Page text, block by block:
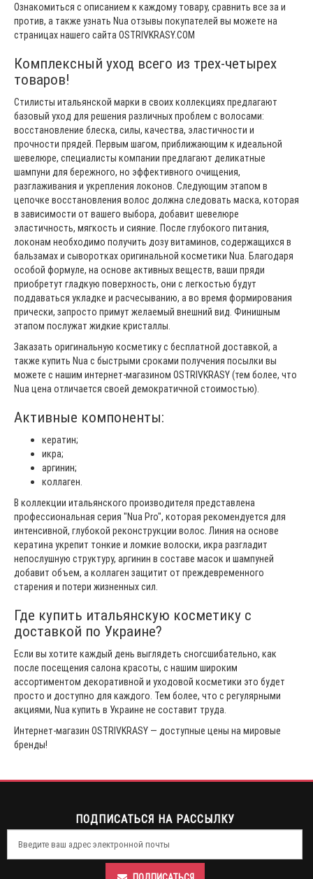
Ознакомиться с описанием к каждому товару, сравнить все за и
против, а также узнать Nua отзывы покупателей вы можете на
страницах нашего сайта OSTRIVKRASY.COM
Комплексный уход всего из трех-четырех
товаров!
Стилисты итальянской марки в своих коллекциях предлагают
базовый уход для решения различных проблем с волосами:
восстановление блеска, силы, качества, эластичности и
прочности прядей. Первым шагом, приближающим к идеальной
шевелюре, специалисты компании предлагают деликатные
шампуни для бережного, но эффективного очищения,
разглаживания и укрепления локонов. Следующим этапом в
цепочке восстановления волос должна следовать маска, которая
в зависимости от вашего выбора, добавит шевелюре
эластичность, мягкость и сияние. После глубокого питания,
локонам необходимо получить дозу витаминов, содержащихся в
бальзамах и сыворотках оригинальной косметики Nua. Благодаря
особой формуле, на основе активных веществ, ваши пряди
приобретут гладкую поверхность, они с легкостью будут
поддаваться укладке и расчесыванию, а во время формирования
прически, запросто примут желаемый внешний вид. Финишным
этапом послужат жидкие кристаллы.
Заказать оригинальную косметику с бесплатной доставкой, а
также купить Nua с быстрыми сроками получения посылки вы
можете с нашим интернет-магазином OSTRIVKRASY (тем более, что
Nua цена отличается своей демократичной стоимостью).
Активные компоненты:
кератин;
икра;
аргинин;
коллаген.
В коллекции итальянского производителя представлена
профессиональная серия "Nua Pro", которая рекомендуется для
интенсивной, глубокой реконструкции волос. Линия на основе
кератина укрепит тонкие и ломкие волоски, икра разгладит
непослушную структуру, аргинин в составе масок и шампуней
добавит объем, а коллаген защитит от преждевременного
старения и потери жизненных сил.
Где купить итальянскую косметику с
доставкой по Украине?
Если вы хотите каждый день выглядеть сногсшибательно, как
после посещения салона красоты, с нашим широким
ассортиментом декоративной и уходовой косметики это будет
просто и доступно для каждого. Тем более, что с регулярными
акциями, Nua купить в Украине не составит труда.
Интернет-магазин OSTRIVKRASY — доступные цены на мировые
бренды!
ПОДПИСАТЬСЯ НА РАССЫЛКУ